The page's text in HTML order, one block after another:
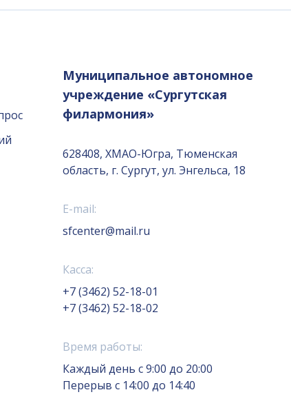
Муниципальное автономное
учреждение «Сургутская
филармония»
628408, ХМАО-Югра, Тюменская
область, г. Сургут, ул. Энгельса, 18
E-mail:
sfcenter@mail.ru
Касса:
+7 (3462) 52-18-01
+7 (3462) 52-18-02
Время работы:
Каждый день с 9:00 до 20:00
Перерыв с 14:00 до 14:40